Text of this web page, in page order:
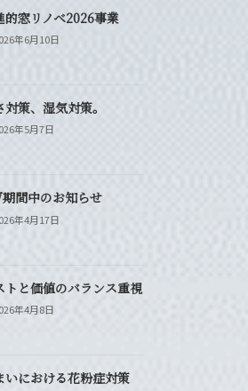
的窓リノベ2026事業
年6月10日
対策、湿気対策。
年5月7日
間中のお知らせ
年4月17日
トと価値のバランス重視
年4月8日
いにおける花粉症対策